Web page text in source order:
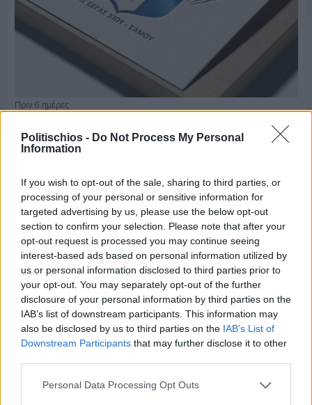
Politischios - Do Not Process My Personal
Information
If you wish to opt-out of the sale, sharing to third parties, or
processing of your personal or sensitive information for
targeted advertising by us, please use the below opt-out
section to confirm your selection. Please note that after your
opt-out request is processed you may continue seeing
interest-based ads based on personal information utilized by
us or personal information disclosed to third parties prior to
your opt-out. You may separately opt-out of the further
disclosure of your personal information by third parties on the
IAB’s list of downstream participants. This information may
also be disclosed by us to third parties on the IAB’s List of
Downstream Participants that may further disclose it to other
Personal Data Processing Opt Outs
Πριν 6 ημέρες
Τρίτος στη σφαιροβολία στη διεθνή συνάντηση
Ελλάδας–Κύπρου Κ18 ο Δημήτρης Τέλλιος
Εργασίες ασφαλτόστρωσης σε τρεις οδούς του